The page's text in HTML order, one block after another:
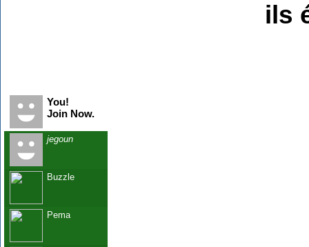
ils
You!
Join Now.
jegoun
Buzzle
Pema